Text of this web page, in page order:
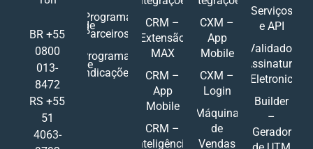
BR +55
0800
013-
8472
RS +55
51
4063-
Programa
de
Parceiros
Programa
de
Indicações
CRM –
Extensão
MAX
CRM –
App
Mobile
CRM –
Inteligência
CXM –
App
Mobile
CXM –
Login
Máquina
de
Vendas
Serviços
e API
Validador
Assinatura
Eletronic
Builder
–
Gerador